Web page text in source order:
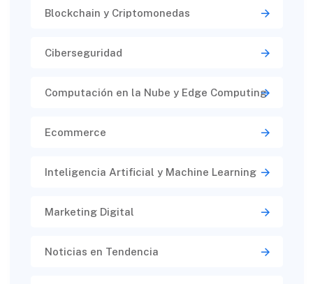
Blockchain y Criptomonedas
Ciberseguridad​
Computación en la Nube y Edge Computing
Ecommerce
Inteligencia Artificial y Machine Learning
Marketing Digital
Noticias en Tendencia